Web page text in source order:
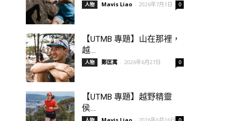
人物 Mavis Liao - 2026年7月1日 0
【UTMB 專題】山在那裡，
越...
人物 鄭匡寓 - 2026年6月27日 0
【UTMB 專題】越野精靈
侯...